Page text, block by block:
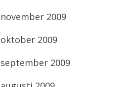
november 2009
oktober 2009
september 2009